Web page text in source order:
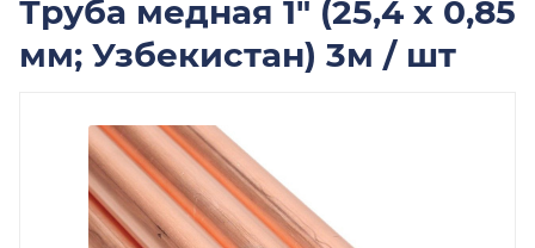
Труба медная 1" (25,4 х 0,85
мм; Узбекистан) 3м / шт